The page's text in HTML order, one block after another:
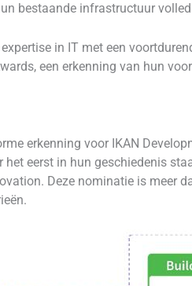
bestaande infrastructuur
in IT met een
een erkenning van hun
erkenning voor IKAN
eerst in hun geschiedenis
Deze nominatie is meer